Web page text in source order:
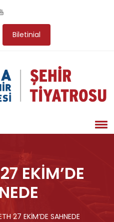
Biletinial
EKİM’DE
27 EKİM’DE SAHNEDE